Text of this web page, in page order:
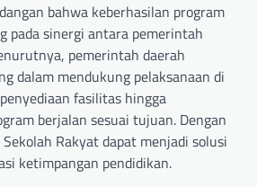
bahwa keberhasilan program
pada sinergi antara pemerintah
pemerintah daerah
dalam mendukung pelaksanaan di
fasilitas hingga
berjalan sesuai tujuan. Dengan
Rakyat dapat menjadi solusi
ketimpangan pendidikan.